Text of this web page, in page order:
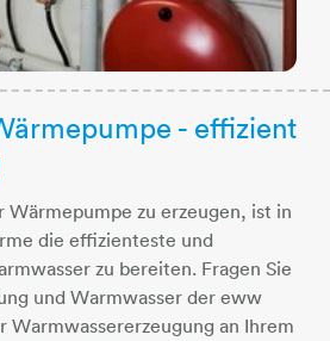
- effizient
zu erzeugen, ist in
die effizienteste und
zu bereiten. Fragen Sie
und Warmwasser der eww
an Ihrem